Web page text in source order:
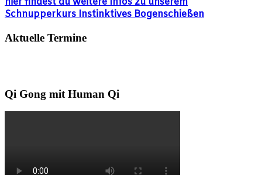
Schnupperkurs Instinktives Bogenschießen
Aktuelle Termine
Qi Gong mit Human Qi